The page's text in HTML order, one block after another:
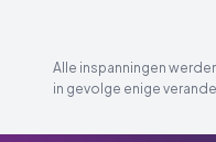
Alle inspanningen
in gevolge enige